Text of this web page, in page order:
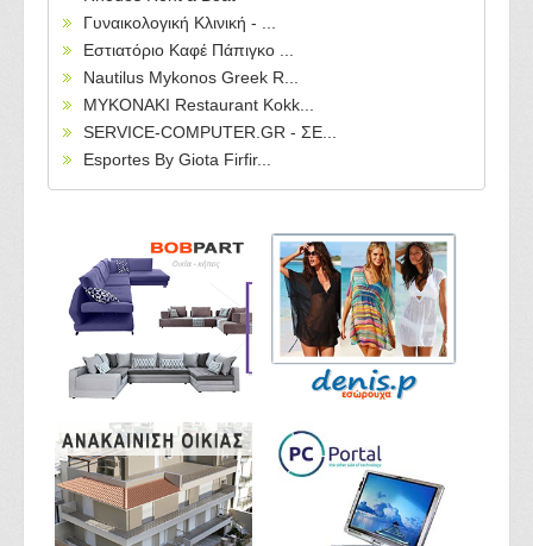
Γυναικολογική Κλινική - ...
Εστιατόριο Καφέ Πάπιγκο ...
Nautilus Mykonos Greek R...
MYKONAKI Restaurant Kokk...
SERVICE-COMPUTER.GR - ΣΕ...
Esportes By Giota Firfir...